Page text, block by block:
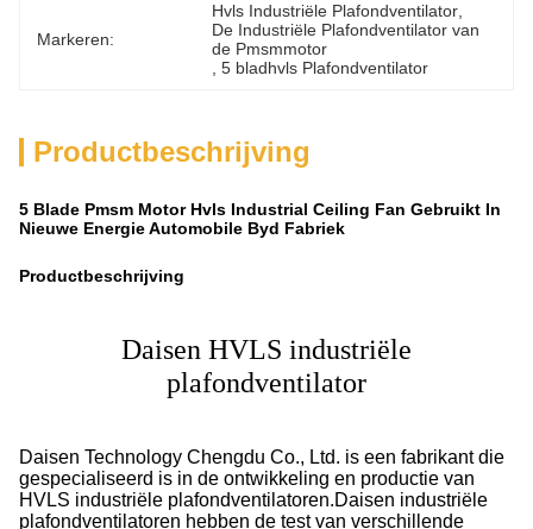
Markeren:
Hvls Industriële Plafondventilator
De Industriële Plafondventilator van
de Pmsmmotor
, 5 bladhvls Plafondventilator
Productbeschrijving
5 Blade Pmsm Motor Hvls Industrial Ceiling Fan Gebruikt In
Nieuwe Energie Automobile Byd Fabriek
Productbeschrijving
Daisen HVLS industriële
plafondventilator
Daisen Technology Chengdu Co., Ltd. is een fabrikant die
gespecialiseerd is in de ontwikkeling en productie van
HVLS industriële plafondventilatoren.Daisen industriële
plafondventilatoren hebben de test van verschillende